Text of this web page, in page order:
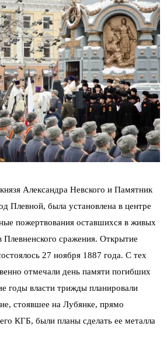
Александра Невского и Памятник
Плевной, была установлена в центре
пожертвования оставшихся в живых
Плевненского сражения. Открытие
27 ноября 1887 года. С тех
отмечали день памяти погибших
годы власти трижды планировали
стоявшее на Лубянке, прямо
КГБ, были планы сделать ее металла